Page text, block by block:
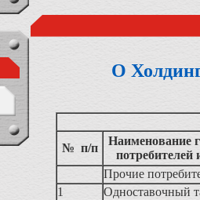
О
№ п/п
Наименование
Прочие
1
Одноставочный